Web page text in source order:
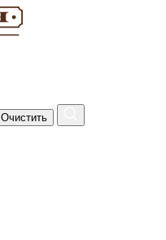
Очистить